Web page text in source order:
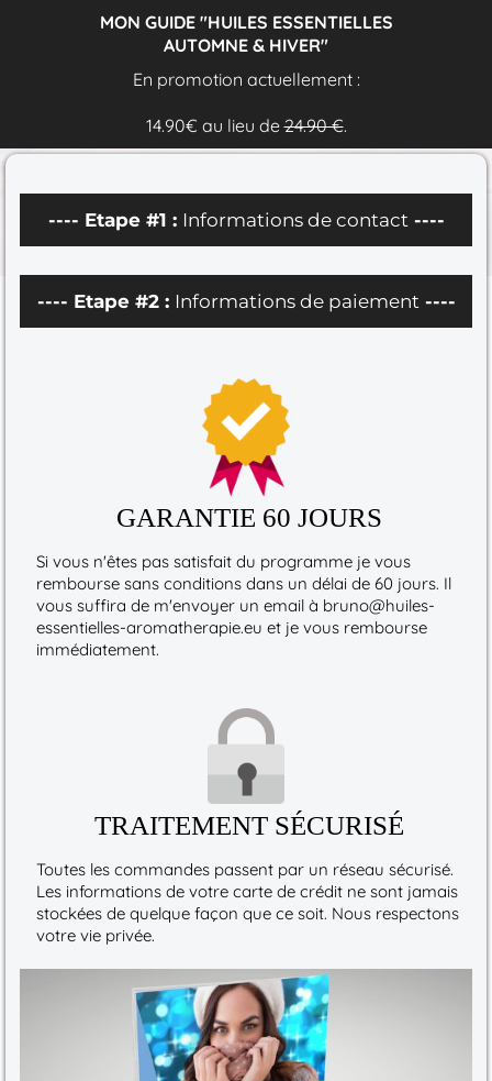
MON GUIDE "HUILES ESSENTIELLES
AUTOMNE & HIVER"
En promotion actuellement :
14.90€ au lieu de24.90 €.
---- Etape #1 : Informations de contact----
---- Etape #2 : Informations de paiement----
GARANTIE 60 JOURS
Si vous n'êtes pas satisfait du programme je vous
rembourse sans conditions dans un délai de 60 jours. Il
vous suffira de m'envoyer un email à bruno@huiles-
essentielles-aromatherapie.eu et je vous rembourse
immédiatement.
TRAITEMENT SÉCURISÉ
Toutes les commandes passent par un réseau sécurisé.
Les informations de votre carte de crédit ne sont jamais
stockées de quelque façon que ce soit. Nous respectons
votre vie privée.